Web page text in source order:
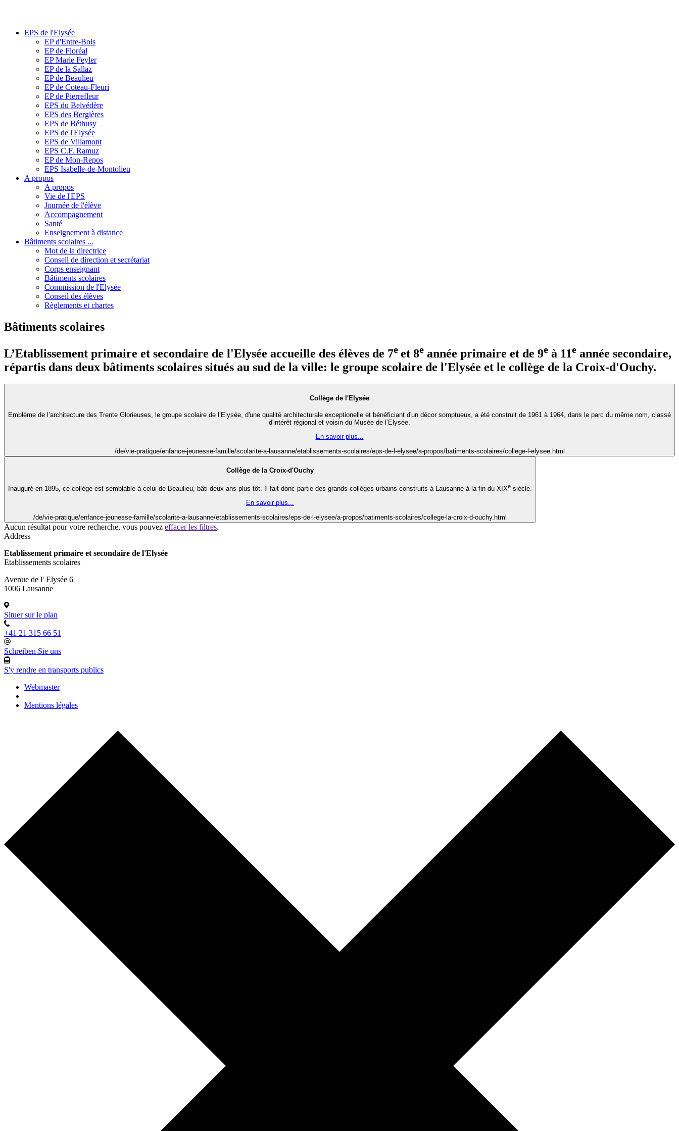
EPS de l'Elysée
EP d'Entre-Bois
EP de Floréal
EP Marie Feyler
EP de la Sallaz
EP de Beaulieu
EP de Coteau-Fleuri
EP de Pierrefleur
EPS du Belvédère
EPS des Bergières
EPS de Béthusy
EPS de l'Elysée
EPS de Villamont
EPS C.F. Ramuz
EP de Mon-Repos
EPS Isabelle-de-Montolieu
A propos
A propos
Vie de l'EPS
Journée de l'élève
Accompagnement
Santé
Enseignement à distance
Bâtiments scolaires ...
Mot de la directrice
Conseil de direction et secrétariat
Corps enseignant
Bâtiments scolaires
Commission de l'Elysée
Conseil des élèves
Règlements et chartes
Bâtiments scolaires
L’Etablissement primaire et secondaire de l'Elysée accueille des élèves de 7e et 8e année primaire et de 9e à 11e année secondaire,
répartis dans deux bâtiments scolaires situés au sud de la ville: le groupe scolaire de l'Elysée et le collège de la Croix-d'Ouchy.
Collège de l'Elysée
Emblème de l’architecture des Trente Glorieuses, le groupe scolaire de l’Elysée, d'une qualité architecturale exceptionelle et bénéficiant d'un décor somptueux, a été construit de 1961 à 1964, dans le parc du même nom, classé
d'intérêt régional et voisin du Musée de l’Elysée.
En savoir plus...
/de/vie-pratique/enfance-jeunesse-famille/scolarite-a-lausanne/etablissements-scolaires/eps-de-l-elysee/a-propos/batiments-scolaires/college-l-elysee.html
Collège de la Croix-d'Ouchy
Inauguré en 1895, ce collège est semblable à celui de Beaulieu, bâti deux ans plus tôt. Il fait donc partie des grands collèges urbains construits à Lausanne à la fin du XIXe siècle.
En savoir plus...
/de/vie-pratique/enfance-jeunesse-famille/scolarite-a-lausanne/etablissements-scolaires/eps-de-l-elysee/a-propos/batiments-scolaires/college-la-croix-d-ouchy.html
Aucun résultat pour votre recherche, vous pouvez effacer les filtres.
Address
Etablissement primaire et secondaire de l'Elysée
Etablissements scolaires
Avenue de l' Elysée 6
1006 Lausanne
Situer sur le plan
+41 21 315 66 51
Schreiben Sie uns
S'y rendre en transports publics
Webmaster
–
Mentions légales